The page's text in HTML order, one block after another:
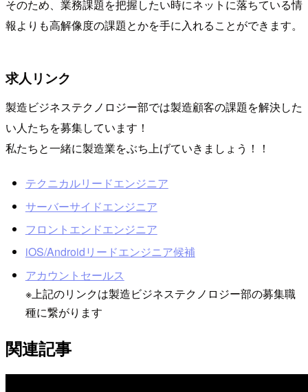
そのため、業務課題を把握したい時にネットに落ちている情
報よりも高解像度の課題とかを手に入れることができます。
求人リンク
製造ビジネステクノロジー部では製造顧客の課題を解決した
い人たちを募集しています！
私たちと一緒に製造業をぶち上げていきましょう！！
テクニカルリードエンジニア
サーバーサイドエンジニア
フロントエンドエンジニア
iOS/Androidリードエンジニア候補
アカウントセールス
※上記のリンクは製造ビジネステクノロジー部の募集職
種に繋がります
関連記事